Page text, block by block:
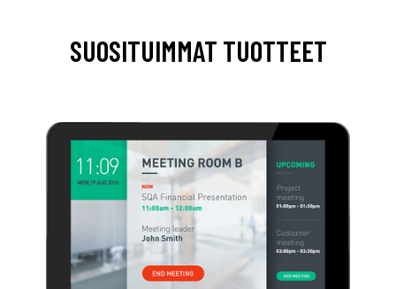
SUOSITUIMMAT TUOTTEET